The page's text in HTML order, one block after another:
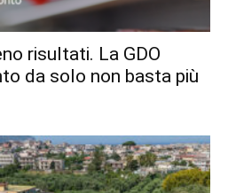
risultati. La GDO
da solo non basta più